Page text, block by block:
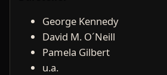
George Kennedy
David M. O´Neill
Pamela Gilbert
u.a.